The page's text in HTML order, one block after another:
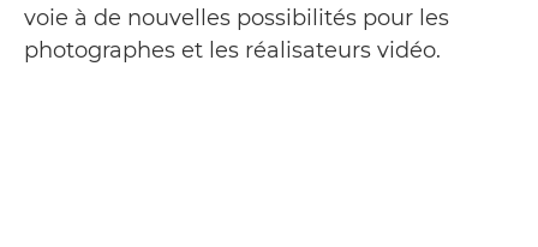
voie à de nouvelles possibilités pour les
photographes et les réalisateurs vidéo.